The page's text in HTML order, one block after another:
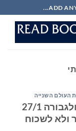
ADD
העולם השנייה
יום הזיכרון הבינלאומי לשואה ולגבורה 27/1
ולא לשכוח